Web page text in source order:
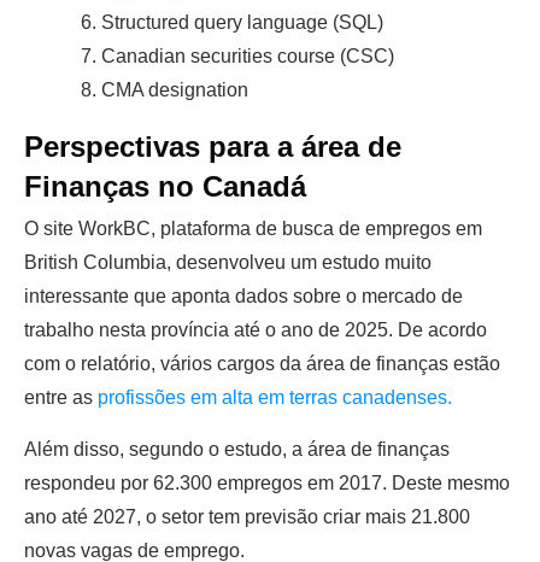
Structured query language (SQL)
Canadian securities course (CSC)
CMA designation
Perspectivas para a área de
Finanças no Canadá
O site WorkBC, plataforma de busca de empregos em
British Columbia, desenvolveu um estudo muito
interessante que aponta dados sobre o mercado de
trabalho nesta província até o ano de 2025. De acordo
com o relatório, vários cargos da área de finanças estão
entre as profissões em alta em terras canadenses.
Além disso, segundo o estudo, a área de finanças
respondeu por 62.300 empregos em 2017. Deste mesmo
ano até 2027, o setor tem previsão criar mais 21.800
novas vagas de emprego.